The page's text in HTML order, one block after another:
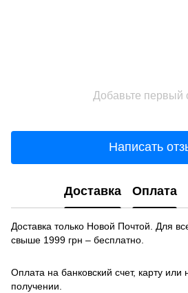
Добавьте первый
Написать
Доставка Оплата
Доставка только Новой Почтой. Для
свыше 1999 грн – бесплатно.
Оплата на банковский счет, карту
получении.